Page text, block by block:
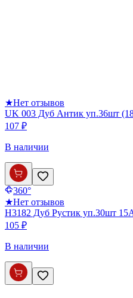
★Нет отзывов
UK 003 Дуб Антик уп.36шт
107 ₽
В наличии
360°
★Нет отзывов
Н3182 Дуб Рустик уп.30шт
105 ₽
В наличии